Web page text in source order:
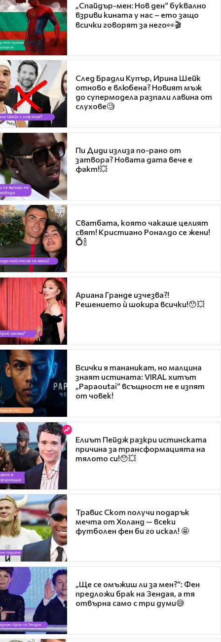
„Спайдър-мен: Нов ден“ буквално
взриви кината у нас – ето защо
всички говорят за него👀🎬
След Брадли Купър, Ирина Шейк
отново е влюбена? Новият мъж
до супермодела разпали лавина от
слухове🧐
Пи Диди излиза по-рано от
затвора? Новата дата вече е
факт!💥
Сватбата, която чакаше целият
свят! Кристиано Роналдо се жени!
💍🍾
Ариана Гранде изчезва?!
Решението ѝ шокира всички!😯💥
Всички я тананикат, но малцина
знаят истината: VIRAL хитът
„Papaoutai“ всъщност не е изпят
от човек!
Елиът Пейдж разкри истинската
причина за трансформацията на
тялото си!😯💥
Травис Скот получи подарък
мечта от Холанд — всеки
футболен фен би го искал! 🤩
„Ще се омъжиш ли за мен?“: Фен
предложи брак на Зендая, а тя
отвърна само с три думи😅